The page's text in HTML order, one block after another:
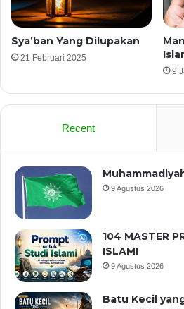
Sya’ban Yang Dilupakan
21 Februari 2025
9
Recent
9 Agustus 2026
104 MASTER
ISLAMI
9 Agustus 2026
Batu Kecil